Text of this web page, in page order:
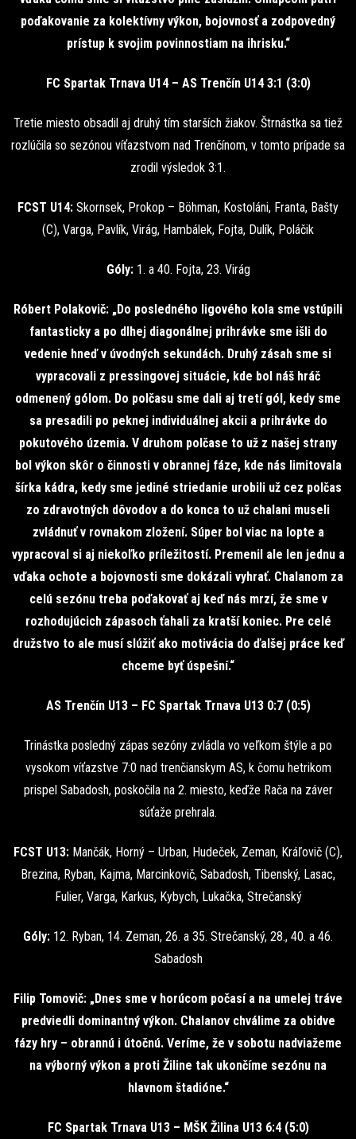
poďakovanie za kolektívny výkon, bojovnosť a zodpovedný
prístup k svojim povinnostiam na ihrisku.“
FC Spartak Trnava U14 – AS Trenčín U14 3:1 (3:0)
Tretie miesto obsadil aj druhý tím starších žiakov. Štrnástka sa tiež
rozlúčila so sezónou víťazstvom nad Trenčínom, v tomto prípade sa
zrodil výsledok 3:1.
FCST U14: Skornsek, Prokop – Böhman, Kostoláni, Franta, Bašty
(C), Varga, Pavlík, Virág, Hambálek, Fojta, Dulík, Poláčik
Góly: 1. a 40. Fojta, 23. Virág
Róbert Polakovič: „Do posledného ligového kola sme vstúpili
fantasticky a po dlhej diagonálnej prihrávke sme išli do
vedenie hneď v úvodných sekundách. Druhý zásah sme si
vypracovali z pressingovej situácie, kde bol náš hráč
odmenený gólom. Do polčasu sme dali aj tretí gól, kedy sme
sa presadili po peknej individuálnej akcii a prihrávke do
pokutového územia. V druhom polčase to už z našej strany
bol výkon skôr o činnosti v obrannej fáze, kde nás limitovala
šírka kádra, kedy sme jediné striedanie urobili už cez polčas
zo zdravotných dôvodov a do konca to už chalani museli
zvládnuť v rovnakom zložení. Súper bol viac na lopte a
vypracoval si aj niekoľko príležitostí. Premenil ale len jednu a
vďaka ochote a bojovnosti sme dokázali vyhrať. Chalanom za
celú sezónu treba poďakovať aj keď nás mrzí, že sme v
rozhodujúcich zápasoch ťahali za kratší koniec. Pre celé
družstvo to ale musí slúžiť ako motivácia do ďalšej práce keď
chceme byť úspešní.“
AS Trenčín U13 – FC Spartak Trnava U13 0:7 (0:5)
Trinástka posledný zápas sezóny zvládla vo veľkom štýle a po
vysokom víťazstve 7:0 nad trenčianskym AS, k čomu hetrikom
prispel Sabadosh, poskočila na 2. miesto, keďže Rača na záver
súťaže prehrala.
FCST U13: Mančák, Horný – Urban, Hudeček, Zeman, Kráľovič (C),
Brezina, Ryban, Kajma, Marcinkovič, Sabadosh, Tibenský, Lasac,
Fulier, Varga, Karkus, Kybych, Lukačka, Strečanský
Góly: 12. Ryban, 14. Zeman, 26. a 35. Strečanský, 28., 40. a 46.
Sabadosh
Filip Tomovič: „Dnes sme v horúcom počasí a na umelej tráve
predviedli dominantný výkon. Chalanov chválime za obidve
fázy hry – obrannú i útočnú. Veríme, že v sobotu nadviažeme
na výborný výkon a proti Žiline tak ukončíme sezónu na
hlavnom štadióne.“
FC Spartak Trnava U13 – MŠK Žilina U13 6:4 (5:0)